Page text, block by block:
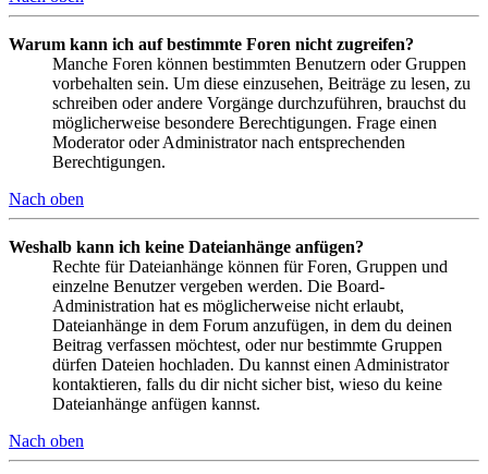
Warum kann ich auf bestimmte Foren nicht zugreifen?
Manche Foren können bestimmten Benutzern oder Gruppen
vorbehalten sein. Um diese einzusehen, Beiträge zu lesen, zu
schreiben oder andere Vorgänge durchzuführen, brauchst du
möglicherweise besondere Berechtigungen. Frage einen
Moderator oder Administrator nach entsprechenden
Berechtigungen.
Nach oben
Weshalb kann ich keine Dateianhänge anfügen?
Rechte für Dateianhänge können für Foren, Gruppen und
einzelne Benutzer vergeben werden. Die Board-
Administration hat es möglicherweise nicht erlaubt,
Dateianhänge in dem Forum anzufügen, in dem du deinen
Beitrag verfassen möchtest, oder nur bestimmte Gruppen
dürfen Dateien hochladen. Du kannst einen Administrator
kontaktieren, falls du dir nicht sicher bist, wieso du keine
Dateianhänge anfügen kannst.
Nach oben